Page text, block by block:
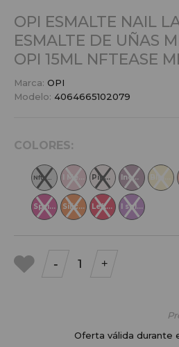
OPI ESMALTE NAIL
ESMALTE DE UÑAS
OPI 15ML NFTEASE
Marca: OPI
Modelo: 4064665102079
COLORES:
Nftease Me Pink ... Incog...
Sprin... Silic... Left ... I sol...
- +
Oferta válida durante